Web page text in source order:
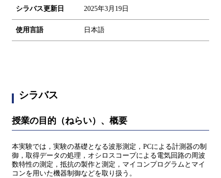
シラバス更新日 2025年3月19日
使用言語 日本語
シラバス
授業の目的（ねらい）、概要
本実験では，実験の基礎となる波形測定，PCによる計測器の制
御，取得データの処理，オシロスコープによる電気回路の周波
数特性の測定，抵抗の製作と測定，マイコンプログラムとマイ
コンを用いた機器制御などを取り扱う。